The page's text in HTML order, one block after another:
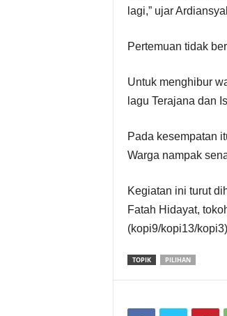
a
a
D
a
a
lagi,” ujar
Pertemuan tidak
Untuk menghibur
lagu Terajana dan
Pada kesempatan
Warga nampak
Kegiatan ini turut
Fatah Hidayat,
(kopi9/kopi13/kopi3)
TOPIK PILIHAN